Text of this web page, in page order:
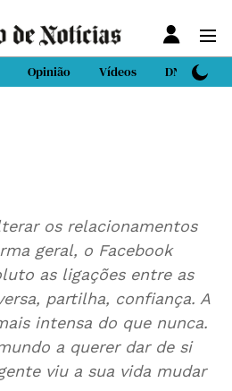
Opinião Vídeos DN Sport
os relacionamentos
geral, o Facebook
as ligações entre as
partilha, confiança. A
intensa do que nunca.
a querer dar de si
viu a sua vida mudar